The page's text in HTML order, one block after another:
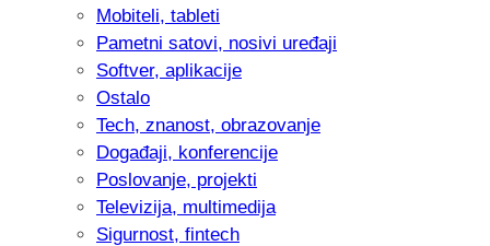
Mobiteli, tableti
Pametni satovi, nosivi uređaji
Softver, aplikacije
Ostalo
Tech, znanost, obrazovanje
Događaji, konferencije
Poslovanje, projekti
Televizija, multimedija
Sigurnost, fintech